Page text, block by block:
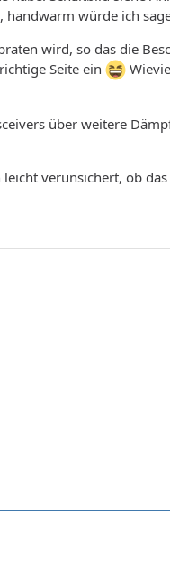
handwarm würde ich
wird, so das die
Seite ein
über weitere
verunsichert, ob